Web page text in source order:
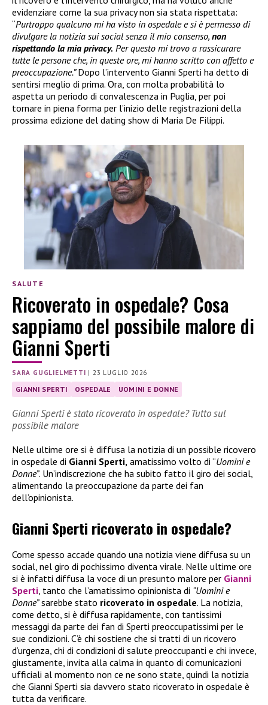
evidenziare come la sua privacy non sia stata rispettata:
“Purtroppo qualcuno mi ha visto in ospedale e si è permesso di
divulgare la notizia sui social senza il mio consenso, non
rispettando la mia privacy. Per questo mi trovo a rassicurare
tutte le persone che, in queste ore, mi hanno scritto con affetto e
preoccupazione.”Dopo l’intervento Gianni Sperti ha detto di
sentirsi meglio di prima. Ora, con molta probabilità lo
aspetta un periodo di convalescenza in Puglia, per poi
tornare in piena forma per l’inizio delle registrazioni della
prossima edizione del dating show di Maria De Filippi.
SALUTE
Ricoverato in ospedale? Cosa
sappiamo del possibile malore di
Gianni Sperti
SARA GUGLIELMETTI |23 LUGLIO 2026
GIANNI SPERTI OSPEDALE UOMINI E DONNE
Gianni Sperti è stato ricoverato in ospedale? Tutto sul
possibile malore
Nelle ultime ore si è diffusa la notizia di un possible ricovero
in ospedale di Gianni Sperti, amatissimo volto di “Uomini e
Donne”. Un’indiscrezione che ha subito fatto il giro dei social,
alimentando la preoccupazione da parte dei fan
dell’opinionista.
Gianni Sperti ricoverato in ospedale?
Come spesso accade quando una notizia viene diffusa su un
social, nel giro di pochissimo diventa virale. Nelle ultime ore
si è infatti diffusa la voce di un presunto malore per Gianni
Sperti , tanto che l’amatissimo opinionista di “Uomini e
Donne”sarebbe stato ricoverato in ospedale. La notizia,
come detto, si è diffusa rapidamente, con tantissimi
messaggi da parte dei fan di Sperti preoccupatissimi per le
sue condizioni. C’è chi sostiene che si tratti di un ricovero
d’urgenza, chi di condizioni di salute preoccupanti e chi invece,
giustamente, invita alla calma in quanto di comunicazioni
ufficiali al momento non ce ne sono state, quindi la notizia
che Gianni Sperti sia davvero stato ricoverato in ospedale è
tutta da verificare.